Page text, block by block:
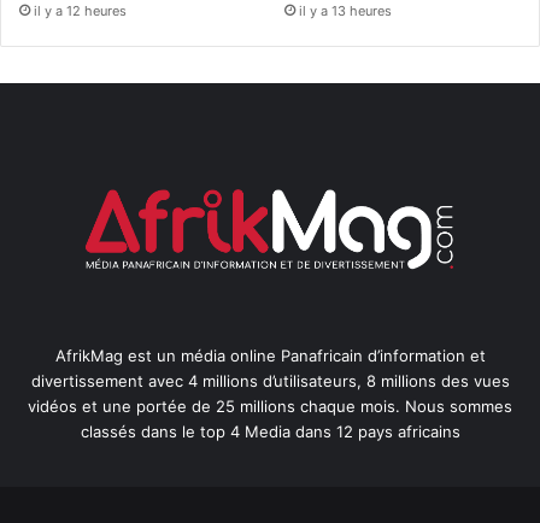
il y a 12 heures il y a 13 heures
AfrikMag est un média online Panafricain d’information et
divertissement avec 4 millions d’utilisateurs, 8 millions des vues
vidéos et une portée de 25 millions chaque mois. Nous sommes
classés dans le top 4 Media dans 12 pays africains